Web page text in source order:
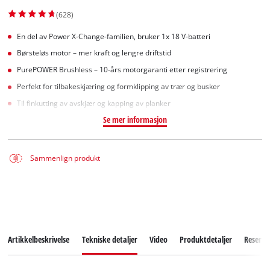
(628)
En del av Power X-Change-familien, bruker 1x 18 V-batteri
Børsteløs motor – mer kraft og lengre driftstid
PurePOWER Brushless – 10-års motorgaranti etter registrering
Perfekt for tilbakeskjæring og formklipping av trær og busker
Til finkutting av avskjær og kapping av planker
Se mer informasjon
Sammenlign produkt
Artikkelbeskrivelse Tekniske detaljer Video Produktdetaljer